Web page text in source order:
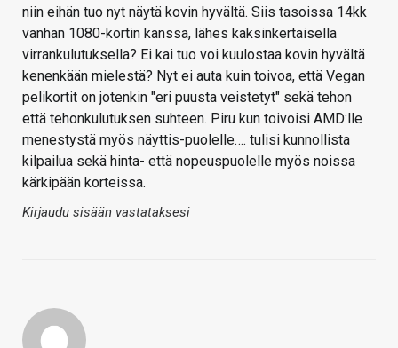
niin eihän tuo nyt näytä kovin hyvältä. Siis tasoissa 14kk
vanhan 1080-kortin kanssa, lähes kaksinkertaisella
virrankulutuksella? Ei kai tuo voi kuulostaa kovin hyvältä
kenenkään mielestä? Nyt ei auta kuin toivoa, että Vegan
pelikortit on jotenkin "eri puusta veistetyt" sekä tehon
että tehonkulutuksen suhteen. Piru kun toivoisi AMD:lle
menestystä myös näyttis-puolelle…. tulisi kunnollista
kilpailua sekä hinta- että nopeuspuolelle myös noissa
kärkipään korteissa.
Kirjaudu sisään vastataksesi